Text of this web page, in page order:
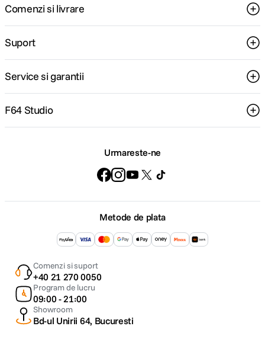
Comenzi si livrare
Suport
Service si garantii
F64 Studio
Urmareste-ne
Metode de plata
Comenzi si suport
+40 21 270 0050
Program de lucru
09:00 - 21:00
Showroom
Bd-ul Unirii 64, Bucuresti